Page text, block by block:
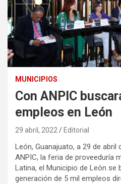
MUNICIPIOS
Con ANPIC
empleos en León
29 abril, 2022 Editorial
León, Guanajuato, a 29 de abril
ANPIC, la feria de proveeduría
Latina, el Municipio de León se
generación de 5 mil empleos